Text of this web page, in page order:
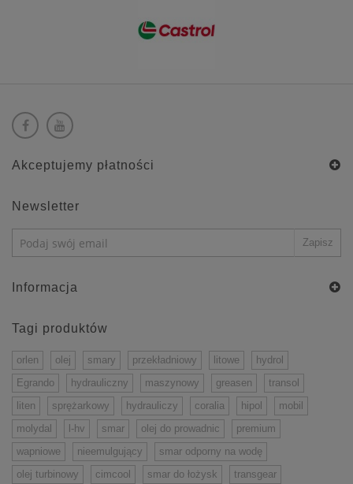
Akceptujemy płatności
Newsletter
Informacja
Tagi produktów
orlen olej smary przekładniowy litowe
hydrol
Egrando
hydrauliczny maszynowy greasen
transol
liten
sprężarkowy hydrauliczy coralia hipol
mobil
molydal
l-hv smar olej do prowadnic
premium
wapniowe
nieemulgujący
smar odporny na wodę
olej turbinowy
cimcool smar do łożysk transgear